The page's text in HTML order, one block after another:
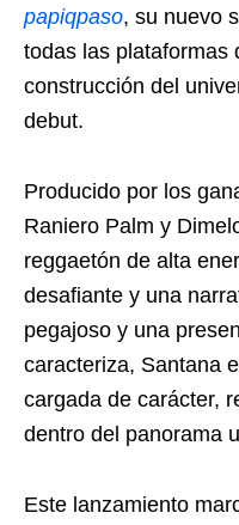
papiqpaso, su nuevo
todas las plataformas
construcción del
debut.
Producido por los
Raniero Palm y
reggaetón de alta
desafiante y una
pegajoso y una
caracteriza, Santana
cargada de carácter,
dentro del panorama
Este lanzamiento